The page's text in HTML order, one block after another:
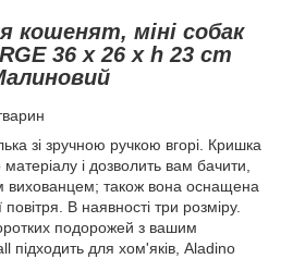
кошенят, міні собак
36 x 26 x h 23 cm
зі зручною ручкою вгорі. Кришка
і дозволить вам бачити,
вихованцем; також вона оснащена
В наявності три розміру.
подорожей з вашим
підходить для хом'яків, Aladino